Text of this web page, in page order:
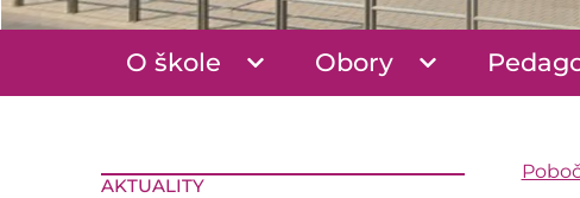
O škole Obory
AKTUALITY